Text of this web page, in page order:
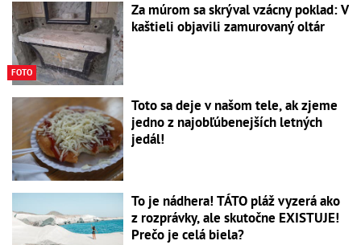
FOTO
Za múrom sa skrýval vzácny poklad: V
kaštieli objavili zamurovaný oltár
Toto sa deje v našom tele, ak zjeme
jedno z najobľúbenejších letných
jedál!
To je nádhera! TÁTO pláž vyzerá ako
z rozprávky, ale skutočne EXISTUJE!
Prečo je celá biela?